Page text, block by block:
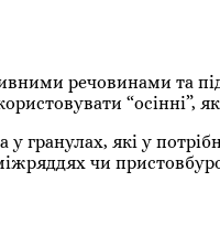
речовинами та
“осінні”,
які у
чи